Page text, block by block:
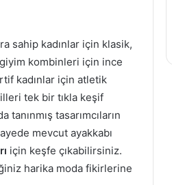
sahip kadınlar için klasik,
kombinleri için ince
kadınlar için atletik
tek bir tıkla keşif
tasarımcıların
mevcut ayakkabı
için keşfe çıkabilirsiniz.
harika moda fikirlerine